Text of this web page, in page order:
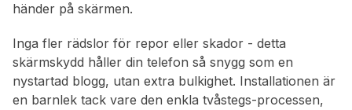
händer på skärmen.
Inga fler rädslor för repor eller skador - detta
skärmskydd håller din telefon så snygg som en
nystartad blogg, utan extra bulkighet. Installationen är
en barnlek tack vare den enkla tvåstegs-processen,